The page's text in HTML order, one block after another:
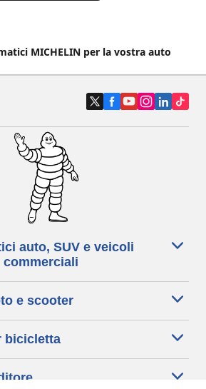
MICHELIN per la vostra auto
auto, SUV e veicoli
commerciali
e scooter
bicicletta